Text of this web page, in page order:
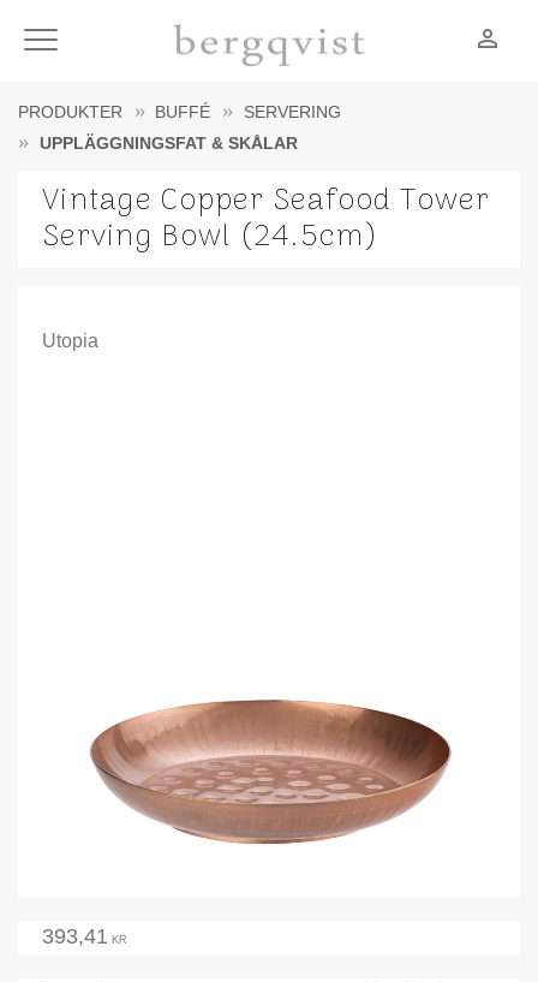
Meny person_outline
PRODUKTER BUFFÉ
SERVERING
UPPLÄGGNINGSFAT & SKÅLAR
Vintage Copper Seafood Tower
Serving Bowl (24.5cm)
Utopia
393,41 KR